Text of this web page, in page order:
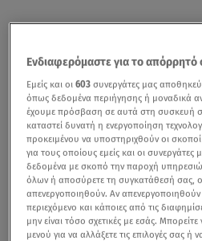
Ενδιαφερόμαστε για το απόρρητό
Εμείς και οι603 συνεργάτες μας
όπως δεδομένα περιήγησης ή μοναδικά
έχουμε πρόσβαση σε αυτά στη συσκευή
καταστεί δυνατή η ενεργοποίηση
προκειμένου να υποστηριχθούν οι
για τους οποίους εμείς και οι συνεργάτες
δεδομένα με σκοπό την παροχή
όλων ή αποσύρετε τη συγκατάθεσή σας,
απενεργοποιηθούν. Αν απενεργοποιηθούν
περιεχόμενο και κάποιες από τις
μην είναι τόσο σχετικές με εσάς.
μενού για να αλλάξετε τις επιλογές σας